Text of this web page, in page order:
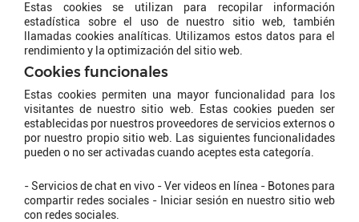
Estas cookies se utilizan para recopilar información
estadística sobre el uso de nuestro sitio web, también
llamadas cookies analíticas. Utilizamos estos datos para el
rendimiento y la optimización del sitio web.
Cookies funcionales
Estas cookies permiten una mayor funcionalidad para los
visitantes de nuestro sitio web. Estas cookies pueden ser
establecidas por nuestros proveedores de servicios externos o
por nuestro propio sitio web. Las siguientes funcionalidades
pueden o no ser activadas cuando aceptes esta categoría.
- Servicios de chat en vivo - Ver videos en línea - Botones para
compartir redes sociales - Iniciar sesión en nuestro sitio web
con redes sociales.